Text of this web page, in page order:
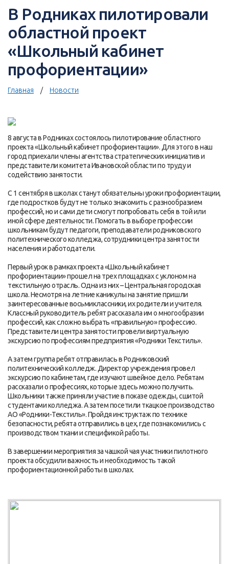
В Родниках пилотировали
областной проект
«Школьный кабинет
профориентации»
Главная Новости
8 августа в Родниках состоялось пилотирование областного
проекта «Школьный кабинет профориентации». Для этого в наш
город приехали члены агентства стратегических инициатив и
представители комитета Ивановской области по труду и
содействию занятости.
С 1 сентября в школах станут обязательны уроки профориентации,
где подростков будут не только знакомить с разнообразием
профессий, но и сами дети смогут попробовать себя в той или
иной сфере деятельности. Помогать в выборе профессии
школьникам будут педагоги, преподаватели родниковского
политехнического колледжа, сотрудники центра занятости
населения и работодатели.
Первый урок в рамках проекта «Школьный кабинет
профориентации» прошел на трех площадках с уклоном на
текстильную отрасль. Одна из них – Центральная городская
школа. Несмотря на летние каникулы на занятие пришли
заинтересованные восьмиклассники, их родители и учителя.
Классный руководитель ребят рассказала им о многообразии
профессий, как сложно выбрать «правильную» профессию.
Представители центра занятости провели виртуальную
экскурсию по профессиям предприятия «Родники Текстиль».
А затем группа ребят отправилась в Родниковский
политехнический колледж. Директор учреждения провел
экскурсию по кабинетам, где изучают швейное дело. Ребятам
рассказали о профессиях, которые здесь можно получить.
Школьники также приняли участие в показе одежды, сшитой
студентами колледжа. А затем посетили ткацкое производство
АО «Родники-Текстиль». Пройдя инструктаж по технике
безопасности, ребята отправились в цех, где познакомились с
производством ткани и спецификой работы.
В завершении мероприятия за чашкой чая участники пилотного
проекта обсудили важность и необходимость такой
профориентационной работы в школах.